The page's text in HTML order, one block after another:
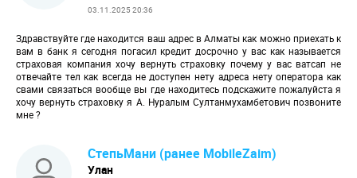
03.11.2025 20:36
Здравствуйте где находится ваш адрес в Алматы как можно приехать к
вам в банк я сегодня погасил кредит досрочно у вас как называется
страховая компания хочу вернуть страховку почему у вас ватсап не
отвечайте тел как всегда не доступен нету адреса нету оператора как
свами связаться вообще вы где находитесь подскажите пожалуйста я
хочу вернуть страховку я А. Нуралым Султанмухамбетович позвоните
мне ?
СтепьМани (ранее MobileZaim)
Улан